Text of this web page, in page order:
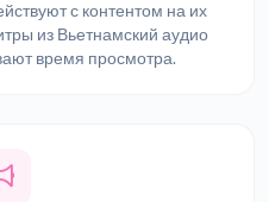
с контентом на их
из Вьетнамский аудио
время просмотра.